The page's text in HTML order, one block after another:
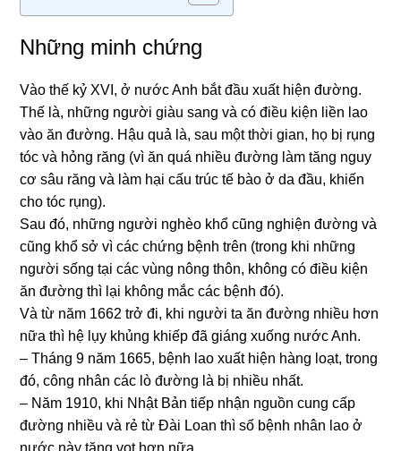
Những minh chứng
Vào thế kỷ XVI, ở nước Anh bắt đầu xuất hiện đường.
Thế là, những người giàu sang và có điều kiện liền lao
vào ăn đường. Hậu quả là, sau một thời gian, họ bị rụng
tóc và hỏng răng (vì ăn quá nhiều đường làm tăng nguy
cơ sâu răng và làm hại cấu trúc tế bào ở da đầu, khiến
cho tóc rụng).
Sau đó, những người nghèo khổ cũng nghiện đường và
cũng khổ sở vì các chứng bệnh trên (trong khi những
người sống tại các vùng nông thôn, không có điều kiện
ăn đường thì lại không mắc các bệnh đó).
Và từ năm 1662 trở đi, khi người ta ăn đường nhiều hơn
nữa thì hệ lụy khủng khiếp đã giáng xuống nước Anh.
– Tháng 9 năm 1665, bệnh lao xuất hiện hàng loạt, trong
đó, công nhân các lò đường là bị nhiều nhất.
– Năm 1910, khi Nhật Bản tiếp nhận nguồn cung cấp
đường nhiều và rẻ từ Đài Loan thì số bệnh nhân lao ở
nước này tăng vọt hơn nữa.